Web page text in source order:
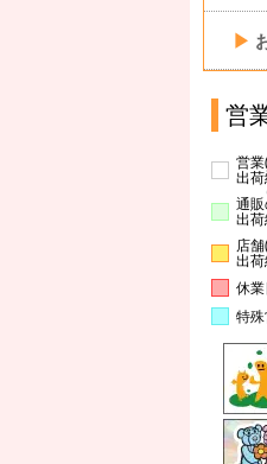
▶
営
営
出
通
出
店
出
休
特